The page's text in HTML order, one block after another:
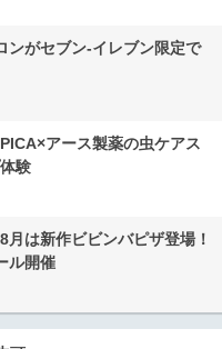
がセブン‐イレブン限定で
アース製薬の虫ケアス
験
は新作ビビンバピザ登場！
ル開催